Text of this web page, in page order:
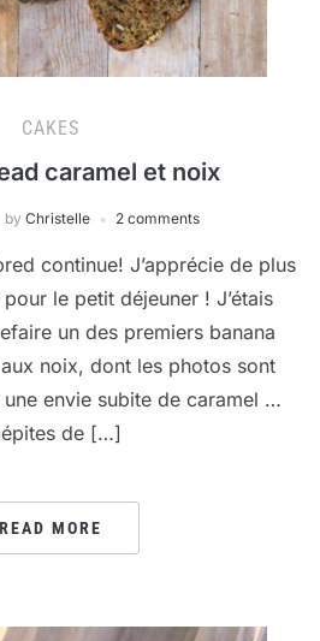
CAKES
caramel et noix
by Christelle 2 comments
continue! J’apprécie de plus
le petit déjeuner ! J’étais
un des premiers banana
noix, dont les photos sont
une envie subite de caramel …
de […]
READ MORE